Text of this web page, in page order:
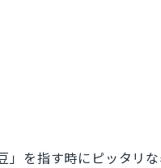
」を指す時にピッタリ